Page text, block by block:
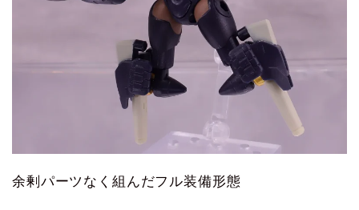
余剰パーツなく組んだフル装備形態